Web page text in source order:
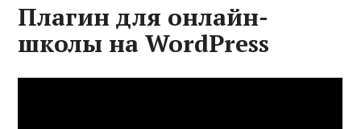
Плагин для онлайн-
школы на WordPress